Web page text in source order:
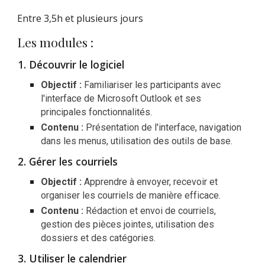
Entre 3,5h et plusieurs jours
Les modules :
Découvrir le logiciel
Objectif : Familiariser les participants avec
l'interface de Microsoft Outlook et ses
principales fonctionnalités.
Contenu : Présentation de l'interface, navigation
dans les menus, utilisation des outils de base.
Gérer les courriels
Objectif : Apprendre à envoyer, recevoir et
organiser les courriels de manière efficace.
Contenu : Rédaction et envoi de courriels,
gestion des pièces jointes, utilisation des
dossiers et des catégories.
Utiliser le calendrier